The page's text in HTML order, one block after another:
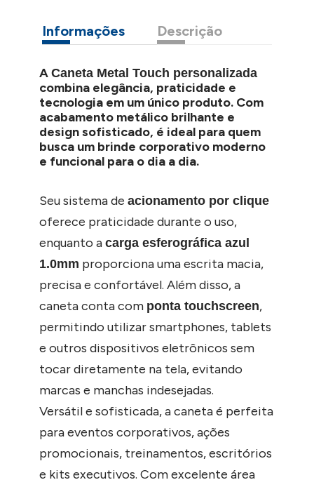
Informações Descrição
A Caneta Metal Touch personalizada
combina elegância, praticidade e
tecnologia em um único produto. Com
acabamento metálico brilhante e
design sofisticado, é ideal para quem
busca um brinde corporativo moderno
e funcional para o dia a dia.
Seu sistema de acionamento por clique
oferece praticidade durante o uso,
enquanto a carga esferográfica azul
1.0mm proporciona uma escrita macia,
precisa e confortável. Além disso, a
caneta conta com ponta touchscreen,
permitindo utilizar smartphones, tablets
e outros dispositivos eletrônicos sem
tocar diretamente na tela, evitando
marcas e manchas indesejadas.
Versátil e sofisticada, a caneta é perfeita
para eventos corporativos, ações
promocionais, treinamentos, escritórios
e kits executivos. Com excelente área